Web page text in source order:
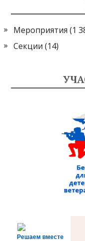
Мероприятия (1
Секции (14)
Решаем вместе